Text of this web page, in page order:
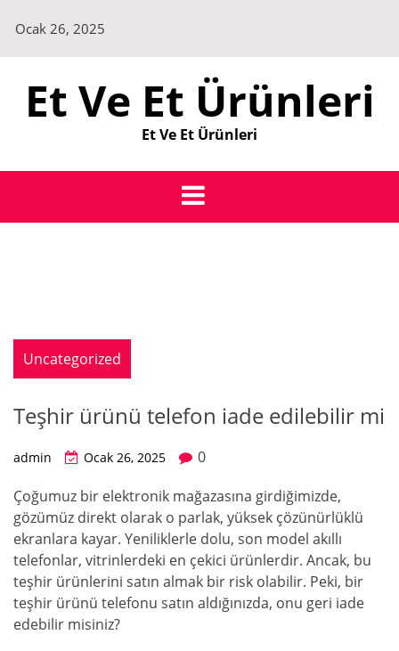
content
Ocak 26, 2025
Et Ve Et Ürünleri
Et Ve Et Ürünleri
Uncategorized
Teşhir ürünü telefon iade edilebilir mi
admin Ocak 26, 2025
0
Çoğumuz bir elektronik mağazasına girdiğimizde,
gözümüz direkt olarak o parlak, yüksek çözünürlüklü
ekranlara kayar. Yeniliklerle dolu, son model akıllı
telefonlar, vitrinlerdeki en çekici ürünlerdir. Ancak, bu
teşhir ürünlerini satın almak bir risk olabilir. Peki, bir
teşhir ürünü telefonu satın aldığınızda, onu geri iade
edebilir misiniz?